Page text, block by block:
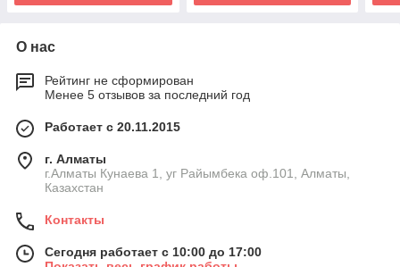
О нас
Рейтинг не сформирован
Менее 5 отзывов за последний год
Работает с 20.11.2015
г. Алматы
г.Алматы Кунаева 1, уг Райымбека оф.101, Алматы,
Казахстан
Контакты
Сегодня работает с 10:00 до 17:00